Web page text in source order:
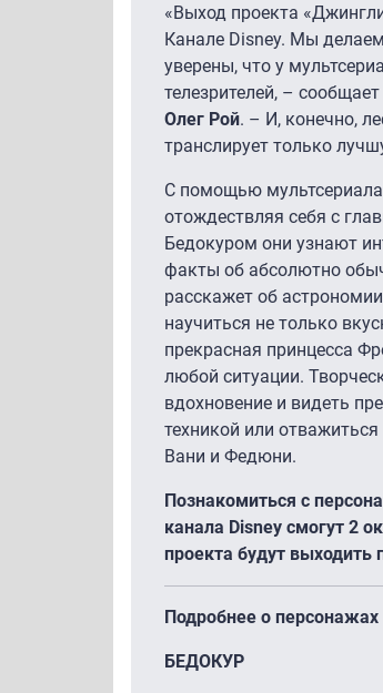
«Выход проекта
Канале Disney. Мы
уверены, что у
телезрителей, –
Олег Рой. – И, конечно,
транслирует только
С помощью
отождествляя себя с
Бедокуром они узнают
факты об абсолютно
расскажет об
научиться не только
прекрасная принцесса
любой ситуации.
вдохновение и видеть
техникой или
Вани и Федюни.
Познакомиться с
канала Disney смогут 2
проекта будут выходить
Подробнее о персонажах
БЕДОКУР